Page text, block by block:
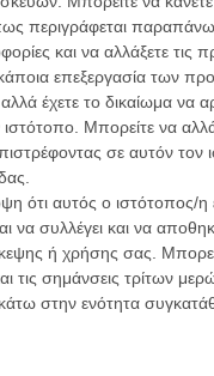
περιγράφεται
και να αλλάξετε τις
επεξεργασία των
έχετε το δικαίωμα να
Μπορείτε να
σε αυτόν
ότι αυτός ο ιστότοπος/η
να συλλέγει και να
ή χρήσης σας.
τις σημάνσεις τρίτων
στην ενότητα
δεν ακούγεται ως κάτι
του βιβλίου αφορούν σε
που φτάνει στην